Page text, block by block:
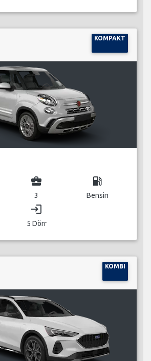
KOMPAKT
business_center
3
local_gas_station
Bensin
login
5 Dörr
KOMBI